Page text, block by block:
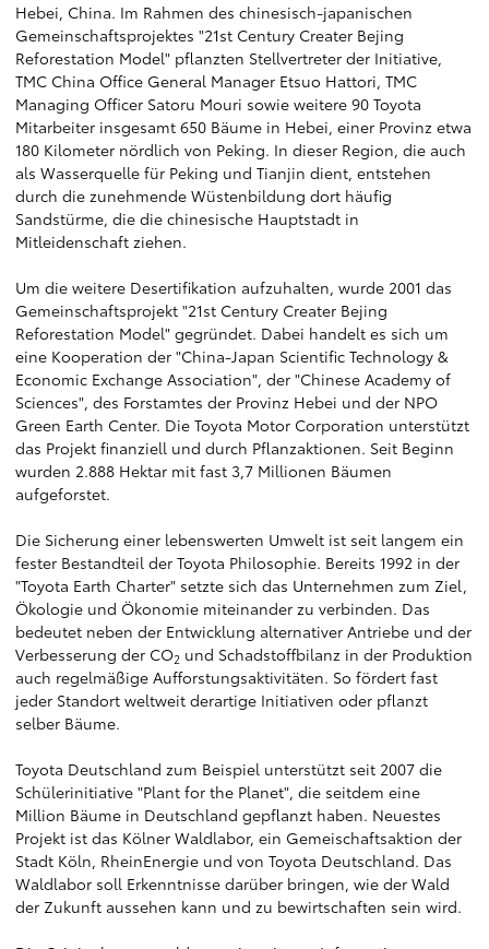
Hebei, China. Im Rahmen des chinesisch-japanischen
Gemeinschaftsprojektes "21st Century Creater Bejing
Reforestation Model" pflanzten Stellvertreter der Initiative,
TMC China Office General Manager Etsuo Hattori, TMC
Managing Officer Satoru Mouri sowie weitere 90 Toyota
Mitarbeiter insgesamt 650 Bäume in Hebei, einer Provinz etwa
180 Kilometer nördlich von Peking. In dieser Region, die auch
als Wasserquelle für Peking und Tianjin dient, entstehen
durch die zunehmende Wüstenbildung dort häufig
Sandstürme, die die chinesische Hauptstadt in
Mitleidenschaft ziehen.
Um die weitere Desertifikation aufzuhalten, wurde 2001 das
Gemeinschaftsprojekt "21st Century Creater Bejing
Reforestation Model" gegründet. Dabei handelt es sich um
eine Kooperation der "China-Japan Scientific Technology &
Economic Exchange Association", der "Chinese Academy of
Sciences", des Forstamtes der Provinz Hebei und der NPO
Green Earth Center. Die Toyota Motor Corporation unterstützt
das Projekt finanziell und durch Pflanzaktionen. Seit Beginn
wurden 2.888 Hektar mit fast 3,7 Millionen Bäumen
aufgeforstet.
Die Sicherung einer lebenswerten Umwelt ist seit langem ein
fester Bestandteil der Toyota Philosophie. Bereits 1992 in der
"Toyota Earth Charter" setzte sich das Unternehmen zum Ziel,
Ökologie und Ökonomie miteinander zu verbinden. Das
bedeutet neben der Entwicklung alternativer Antriebe und der
Verbesserung der CO2 und Schadstoffbilanz in der Produktion
auch regelmäßige Aufforstungsaktivitäten. So fördert fast
jeder Standort weltweit derartige Initiativen oder pflanzt
selber Bäume.
Toyota Deutschland zum Beispiel unterstützt seit 2007 die
Schülerinitiative "Plant for the Planet", die seitdem eine
Million Bäume in Deutschland gepflanzt haben. Neuestes
Projekt ist das Kölner Waldlabor, ein Gemeischaftsaktion der
Stadt Köln, RheinEnergie und von Toyota Deutschland. Das
Waldlabor soll Erkenntnisse darüber bringen, wie der Wald
der Zukunft aussehen kann und zu bewirtschaften sein wird.